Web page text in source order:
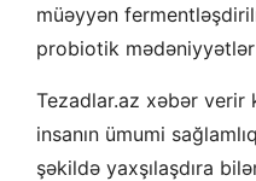
müəyyən
probiotik
Tezadlar.az xəbər verir
insanın ümumi
şəkildə yaxşılaşdıra